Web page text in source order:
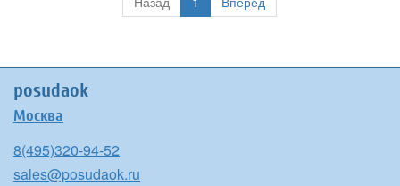
posudaok
Москва
8(495)320-94-52
sales@posudaok.ru